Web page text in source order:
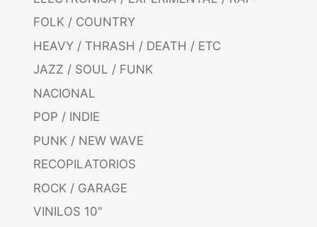
FOLK / COUNTRY
HEAVY / THRASH / DEATH / ETC
JAZZ / SOUL / FUNK
NACIONAL
POP / INDIE
PUNK / NEW WAVE
RECOPILATORIOS
ROCK / GARAGE
VINILOS 10"